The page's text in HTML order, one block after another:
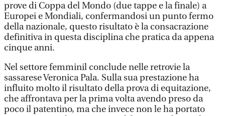
prove di Coppa del Mondo (due tappe e la finale) a
Europei e Mondiali, confermandosi un punto fermo
della nazionale, questo risultato è la consacrazione
definitiva in questa disciplina che pratica da appena
cinque anni.
Nel settore femminil conclude nelle retrovie la
sassarese Veronica Pala. Sulla sua prestazione ha
influito molto il risultato della prova di equitazione,
che affrontava per la prima volta avendo preso da
poco il patentino, ma che invece non le ha portato